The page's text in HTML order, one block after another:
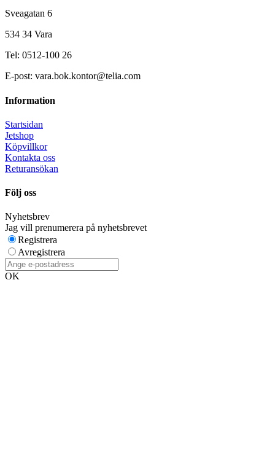
Sveagatan 6
534 34 Vara
Tel: 0512-100 26
E-post: vara.bok.kontor@telia.com
Information
Startsidan
Jetshop
Köpvillkor
Kontakta oss
Returansökan
Följ oss
Nyhetsbrev
Jag vill prenumerera på nyhetsbrevet
Registrera
Avregistrera
OK